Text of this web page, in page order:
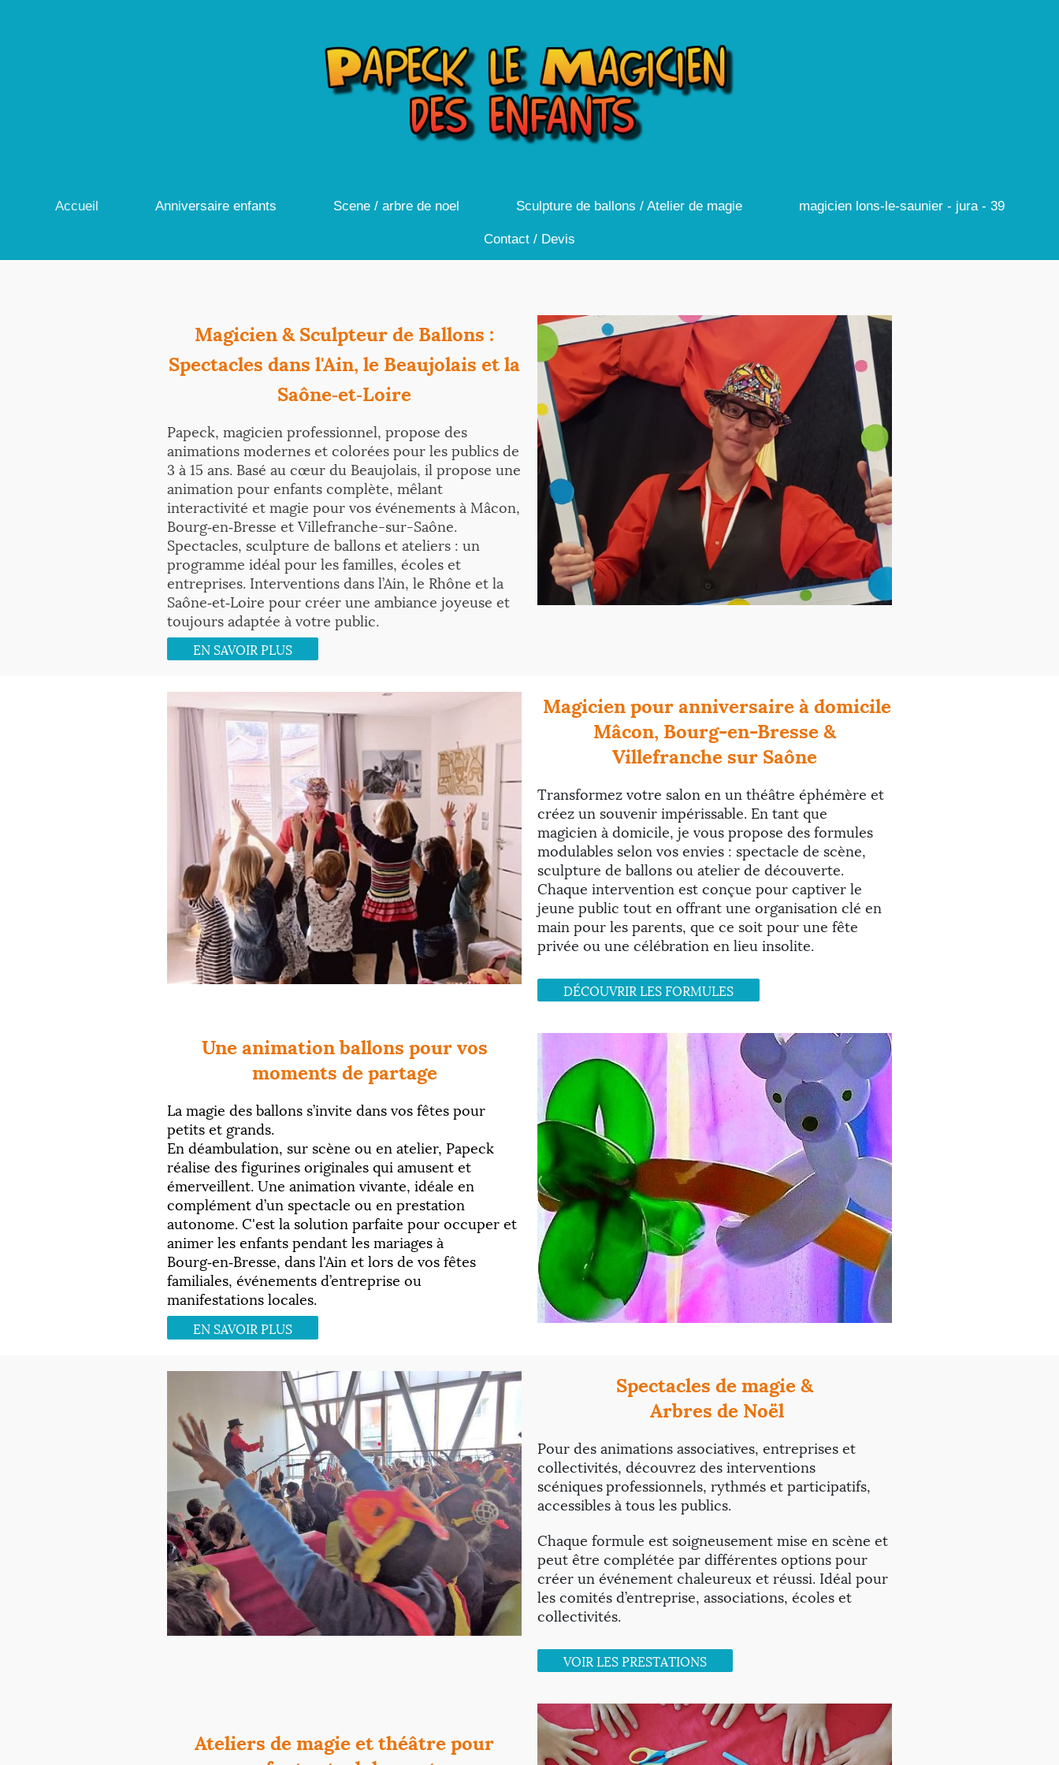
Accueil Anniversaire enfants Scene / arbre de noel Sculpture de ballons / Atelier de magie magicien lons-le-saunier - jura - 39
Contact / Devis
Magicien & Sculpteur de Ballons :
Spectacles dans l'Ain, le Beaujolais et la
Saône‑et‑Loire
Papeck, magicien professionnel, propose des
animations modernes et colorées pour les publics de
3 à 15 ans. Basé au cœur du Beaujolais, il propose une
animation pour enfants complète, mêlant
interactivité et magie pour vos événements à Mâcon,
Bourg‑en‑Bresse et Villefranche-sur-Saône.
Spectacles, sculpture de ballons et ateliers : un
programme idéal pour les familles, écoles et
entreprises. Interventions dans l’Ain, le Rhône et la
Saône‑et‑Loire pour créer une ambiance joyeuse et
toujours adaptée à votre public.
EN SAVOIR PLUS
Magicien pour anniversaire à domicile
Mâcon, Bourg-en-Bresse &
Villefranche sur Saône
Transformez votre salon en un théâtre éphémère et
créez un souvenir impérissable. En tant que
magicien à domicile, je vous propose des formules
modulables selon vos envies : spectacle de scène,
sculpture de ballons ou atelier de découverte.
Chaque intervention est conçue pour captiver le
jeune public tout en offrant une organisation clé en
main pour les parents, que ce soit pour une fête
privée ou une célébration en lieu insolite.
DÉCOUVRIR LES FORMULES
Une animation ballons pour vos
moments de partage
La magie des ballons s’invite dans vos fêtes pour
petits et grands.
En déambulation, sur scène ou en atelier, Papeck
réalise des figurines originales qui amusent et
émerveillent. Une animation vivante, idéale en
complément d’un spectacle ou en prestation
autonome. C'est la solution parfaite pour occuper et
animer les enfants pendant les mariages à
Bourg‑en‑Bresse, dans l'Ain et lors de vos fêtes
familiales, événements d’entreprise ou
manifestations locales.
EN SAVOIR PLUS
Spectacles de magie &
Arbres de Noël
Pour des animations associatives, entreprises et
collectivités, découvrez des interventions
scéniquesprofessionnels, rythmés et participatifs,
accessibles à tous les publics.
Chaque formule est soigneusement mise en scène et
peut être complétée par différentes options pour
créer un événement chaleureux et réussi. Idéal pour
les comités d’entreprise, associations, écoles et
collectivités.
VOIR LES PRESTATIONS
Ateliers de magie et théâtre pour